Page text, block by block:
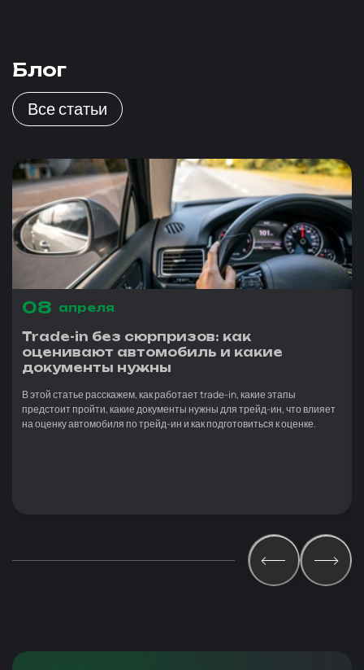
Блог
Все статьи
08 апреля
Trade-in без сюрпризов: как
оценивают автомобиль и какие
документы нужны
В этой статье расскажем, как работает trade-in, какие этапы
предстоит пройти, какие документы нужны для трейд-ин, что влияет
на оценку автомобиля по трейд-ин и как подготовиться к оценке.